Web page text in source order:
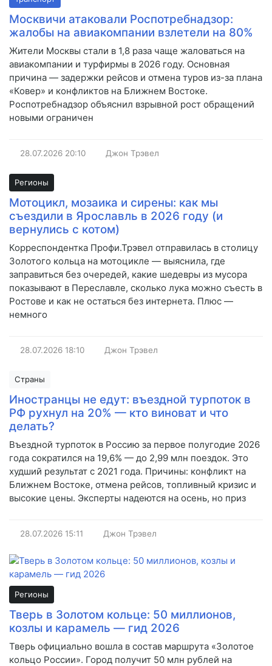
Москвичи атаковали Роспотребнадзор:
жалобы на авиакомпании взлетели на 80%
Жители Москвы стали в 1,8 раза чаще жаловаться на
авиакомпании и турфирмы в 2026 году. Основная
причина — задержки рейсов и отмена туров из-за плана
«Ковер» и конфликтов на Ближнем Востоке.
Роспотребнадзор объяснил взрывной рост обращений
новыми ограничен
28.07.2026 20:10 Джон Трэвел
Регионы
Мотоцикл, мозаика и сирены: как мы
съездили в Ярославль в 2026 году (и
вернулись с котом)
Корреспондентка Профи.Трэвел отправилась в столицу
Золотого кольца на мотоцикле — выяснила, где
заправиться без очередей, какие шедевры из мусора
показывают в Переславле, сколько лука можно съесть в
Ростове и как не остаться без интернета. Плюс —
немного
28.07.2026 18:10 Джон Трэвел
Страны
Иностранцы не едут: въездной турпоток в
РФ рухнул на 20% — кто виноват и что
делать?
Въездной турпоток в Россию за первое полугодие 2026
года сократился на 19,6% — до 2,99 млн поездок. Это
худший результат с 2021 года. Причины: конфликт на
Ближнем Востоке, отмена рейсов, топливный кризис и
высокие цены. Эксперты надеются на осень, но приз
28.07.2026 15:11 Джон Трэвел
Регионы
Тверь в Золотом кольце: 50 миллионов,
козлы и карамель — гид 2026
Тверь официально вошла в состав маршрута «Золотое
кольцо России». Город получит 50 млн рублей на